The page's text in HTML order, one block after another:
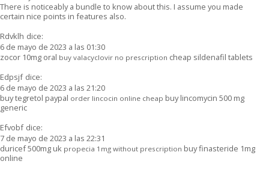
There is noticeably a bundle to know about this. I assume you made
certain nice points in features also.
Rdvklh dice:
6 de mayo de 2023 a las 01:30
zocor 10mg oral buy valacyclovir no prescription cheap sildenafil tablets
Edpsjf dice:
6 de mayo de 2023 a las 21:20
buy tegretol paypal order lincocin online cheap buy lincomycin 500 mg
generic
Efvobf dice:
7 de mayo de 2023 a las 22:31
duricef 500mg uk propecia 1mg without prescription buy finasteride 1mg
online